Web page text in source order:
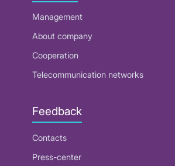
Management
About company
Cooperation
Telecommunication networks
Feedback
Contacts
Press-center